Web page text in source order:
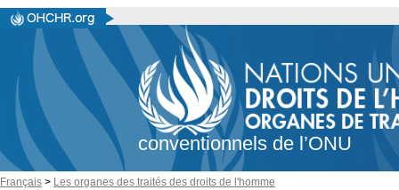
conventionnels de l’ONU
Français > Les organes des traités des droits de l'homme